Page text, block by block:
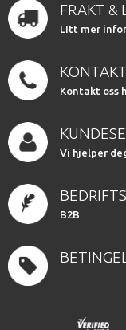
FRAKT &
LItt mer
Kontakt oss
Vi hjelper
B2B